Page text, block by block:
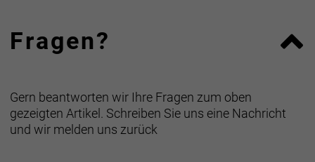
Fragen?
Gern beantworten wir Ihre Fragen zum oben
gezeigten Artikel. Schreiben Sie uns eine Nachricht
und wir melden uns zurück